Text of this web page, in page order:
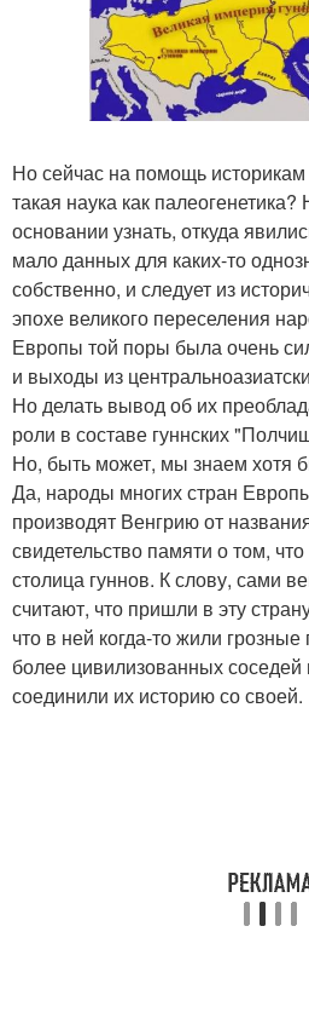
Но сейчас на помощь
такая наука как
основании узнать, откуда
мало данных для каких-то
собственно, и следует из
эпохе великого переселения
Европы той поры была очень
и выходы из
Но делать вывод об их
роли в составе гуннских
Но, быть может, мы знаем хотя
Да, народы многих стран
производят Венгрию от
свидетельство памяти о том,
столица гуннов. К слову, сами
считают, что пришли в эту
что в ней когда-то жили
более цивилизованных соседей
соединили их историю со своей.